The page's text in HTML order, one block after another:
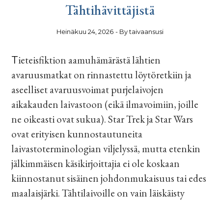
Tähtihävittäjistä
Heinäkuu 24, 2026 - Bytaivaansusi
Tieteisfiktion aamuhämärästä lähtien
avaruusmatkat on rinnastettu löytöretkiin ja
aseelliset avaruusvoimat purjelaivojen
aikakauden laivastoon (eikä ilmavoimiin, joille
ne oikeasti ovat sukua). Star Trek ja Star Wars
ovat erityisen kunnostautuneita
laivastoterminologian viljelyssä, mutta etenkin
jälkimmäisen käsikirjoittajia ei ole koskaan
kiinnostanut sisäinen johdonmukaisuus tai edes
maalaisjärki. Tähtilaivoille on vain läiskäisty